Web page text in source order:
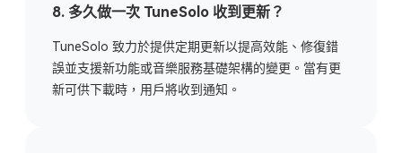
8. 多久做一次 TuneSolo 收到更新？
TuneSolo 致力於提供定期更新以提高效能、修復錯
誤並支援新功能或音樂服務基礎架構的變更。當有更
新可供下載時，用戶將收到通知。